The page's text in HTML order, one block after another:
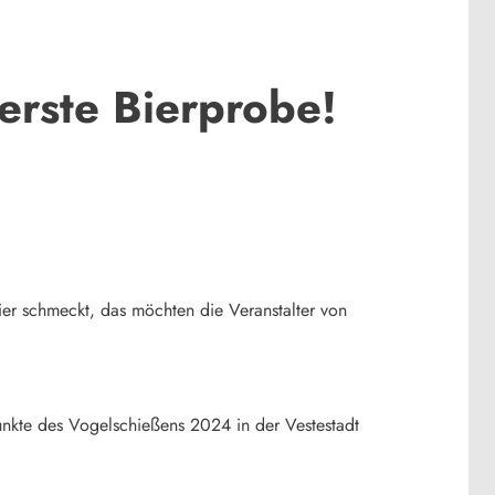
Bierprobe!
schmeckt, das möchten die Veranstalter von
des Vogelschießens 2024 in der Vestestadt